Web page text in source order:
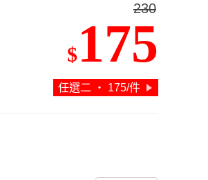
230
$175
任選二 ‧ 175/件